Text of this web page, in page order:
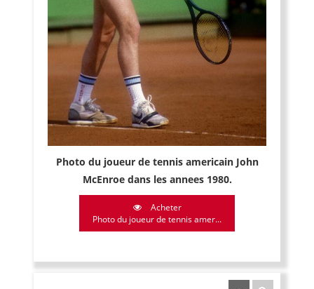
Photo du joueur de tennis americain John
McEnroe dans les annees 1980.
Acheter
Photo du joueur de tennis amer...